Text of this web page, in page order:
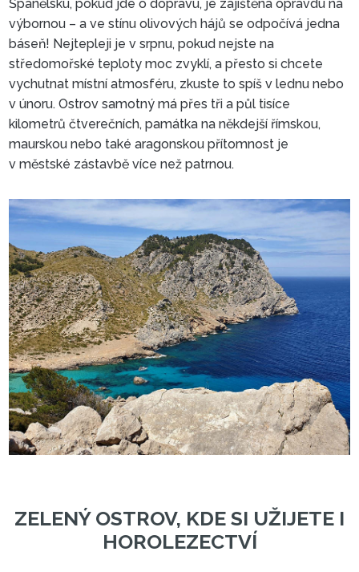
Španělsku, pokud jde o dopravu, je zajištěna opravdu na
výbornou – a ve stínu olivových hájů se odpočívá jedna
báseň! Nejtepleji je v srpnu, pokud nejste na
středomořské teploty moc zvyklí, a přesto si chcete
vychutnat místní atmosféru, zkuste to spíš v lednu nebo
v únoru. Ostrov samotný má přes tři a půl tisíce
kilometrů čtverečních, památka na někdejší římskou,
maurskou nebo také aragonskou přítomnost je
v městské zástavbě více než patrnou.